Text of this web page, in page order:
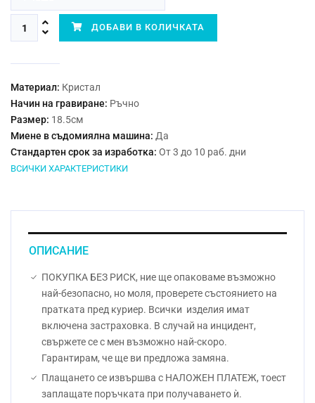
ДОБАВИ В КОЛИЧКАТА
Материал: Кристал
Начин на гравиране: Ръчно
Размер: 18.5см
Миене в съдомиялна машина: Да
Стандартен срок за изработка: От 3 до 10 раб. дни
ВСИЧКИ ХАРАКТЕРИСТИКИ
ОПИСАНИЕ
ПОКУПКА БЕЗ РИСК, ние ще опаковаме възможно
най-безопасно, но моля, проверете състоянието на
пратката пред куриер. Всички изделия имат
включена застраховка. В случай на инцидент,
свържете се с мен възможно най-скоро.
Гарантирам, че ще ви предложа замяна.
Плащането се извършва с НАЛОЖЕН ПЛАТЕЖ, тоест
заплащате поръчката при получаването ѝ.